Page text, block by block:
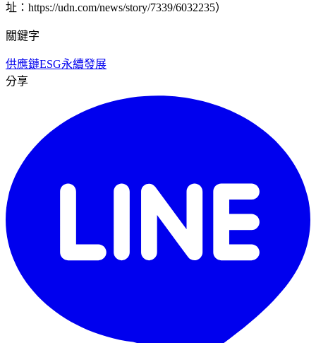
址：https://udn.com/news/story/7339/6032235）
關鍵字
供應鏈ESG永續發展
分享